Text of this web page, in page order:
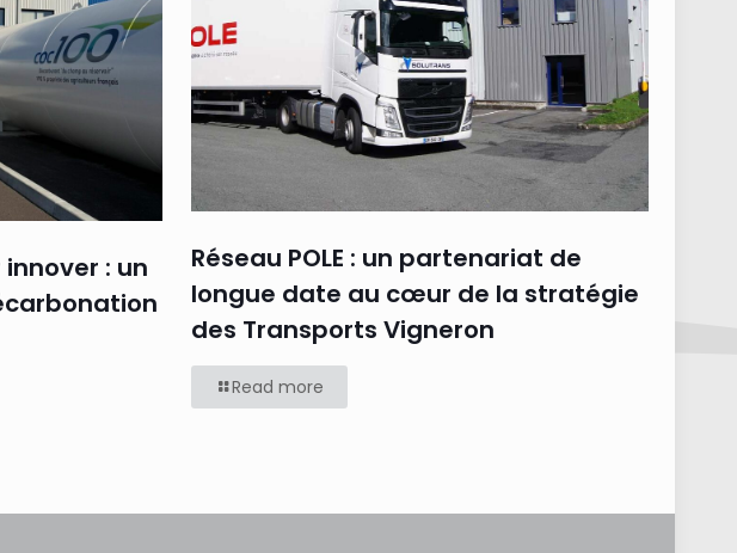
: un
Réseau POLE : un partenariat de
longue date au cœur de la stratégie
des Transports Vigneron
Read more